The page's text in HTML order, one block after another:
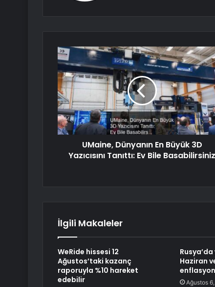
UMaine, Dünyanın En Büyük 3D
Yazıcısını Tanıttı: Ev Bile Basabilirsiniz
İlgili Makaleler
WeRide hissesi 12
Ağustos’taki kazanç
raporuyla %10 hareket
edebilir
Haziran
Ağustos